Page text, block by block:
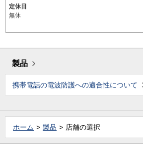
定休日
無休
製品
携帯電話の電波防護への適合性について
ホーム 製品 店舗の選択